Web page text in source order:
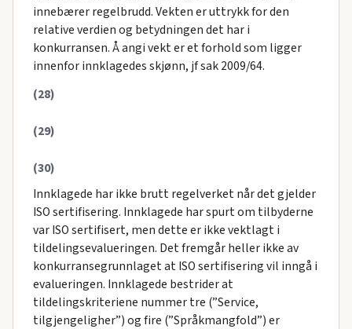
innebærer regelbrudd. Vekten er uttrykk for den
relative verdien og betydningen det har i
konkurransen. Å angi vekt er et forhold som ligger
innenfor innklagedes skjønn, jf sak 2009/64.
(28)
(29)
(30)
Innklagede har ikke brutt regelverket når det gjelder
ISO sertifisering. Innklagede har spurt om tilbyderne
var ISO sertifisert, men dette er ikke vektlagt i
tildelingsevalueringen. Det fremgår heller ikke av
konkurransegrunnlaget at ISO sertifisering vil inngå i
evalueringen. Innklagede bestrider at
tildelingskriteriene nummer tre (”Service,
tilgjengeligher”) og fire (”Språkmangfold”) er